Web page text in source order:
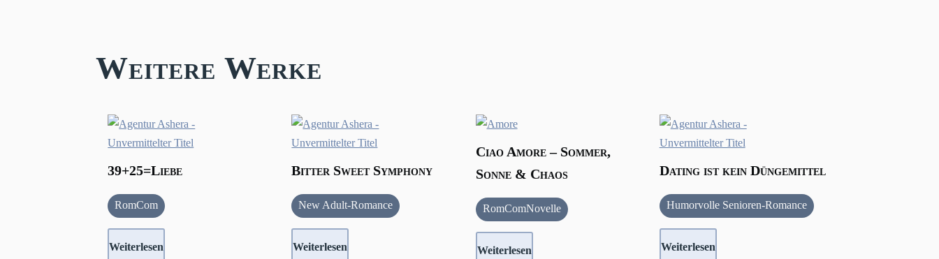
Weitere Werke
39+25=Liebe
RomCom
Weiterlesen
Bitter Sweet Symphony
New Adult-Romance
Weiterlesen
Ciao Amore – Sommer,
Sonne & Chaos
RomComNovelle
Weiterlesen
Dating ist kein Düngemittel
Humorvolle Senioren-Romance
Weiterlesen